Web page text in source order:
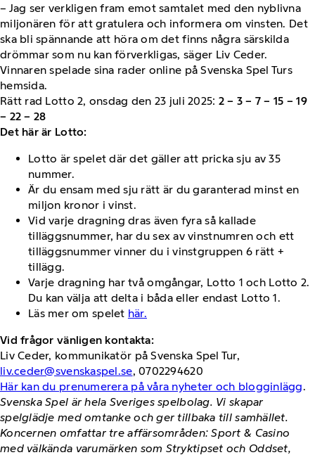
– Jag ser verkligen fram emot samtalet med den nyblivna
miljonären för att gratulera och informera om vinsten. Det
ska bli spännande att höra om det finns några särskilda
drömmar som nu kan förverkligas, säger Liv Ceder.
Vinnaren spelade sina rader online på Svenska Spel Turs
hemsida.
Rätt rad Lotto 2, onsdag den 23 juli 2025: 2 – 3 – 7 – 15 – 19
– 22 – 28
Det här är Lotto:
Lotto är spelet där det gäller att pricka sju av 35
nummer.
Är du ensam med sju rätt är du garanterad minst en
miljon kronor i vinst.
Vid varje dragning dras även fyra så kallade
tilläggsnummer, har du sex av vinstnumren och ett
tilläggsnummer vinner du i vinstgruppen 6 rätt +
tillägg.
Varje dragning har två omgångar, Lotto 1 och Lotto 2.
Du kan välja att delta i båda eller endast Lotto 1.
Läs mer om spelet här.
Vid frågor vänligen kontakta:
Liv Ceder, kommunikatör på Svenska Spel Tur,
liv.ceder@svenskaspel.se, 0702294620
Här kan du prenumerera på våra nyheter och blogginlägg.
Svenska Spel är hela Sveriges spelbolag. Vi skapar
spelglädje med omtanke och ger tillbaka till samhället.
Koncernen omfattar tre affärsområden: Sport & Casino
med välkända varumärken som Stryktipset och Oddset,